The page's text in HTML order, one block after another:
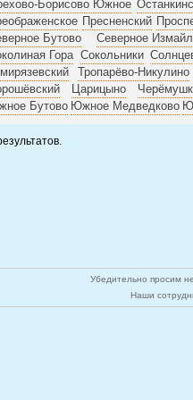
Борисово Южное
Пресненский
Бутово
Северное
Гора Сокольники
Тропарёво-Никулино
Царицыно
Бутово Южное Медведково
Убедительно просим
Наши